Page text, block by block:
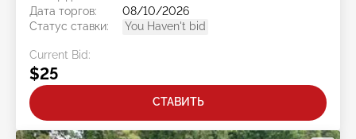
Дата торгов:
08/10/2026
Статус ставки:
You Haven't bid
Current Bid:
$25
СТАВИТЬ